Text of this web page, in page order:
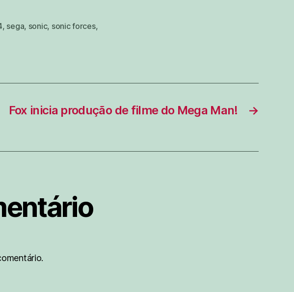
, sega, sonic, sonic forces,
→
Fox inicia produção de filme do Mega Man!